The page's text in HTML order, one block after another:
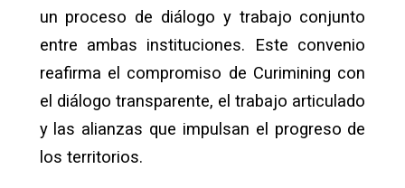
un proceso de diálogo y trabajo conjunto
entre ambas instituciones. Este convenio
reafirma el compromiso de Curimining con
el diálogo transparente, el trabajo articulado
y las alianzas que impulsan el progreso de
los territorios.